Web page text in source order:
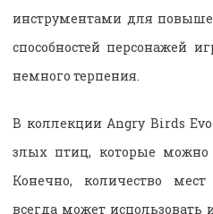
инструментами для
способностей персонажей
немного терпения.
В коллекции Angry Birds
злых птиц, которые можно
Конечно, количество
всегда может использовать